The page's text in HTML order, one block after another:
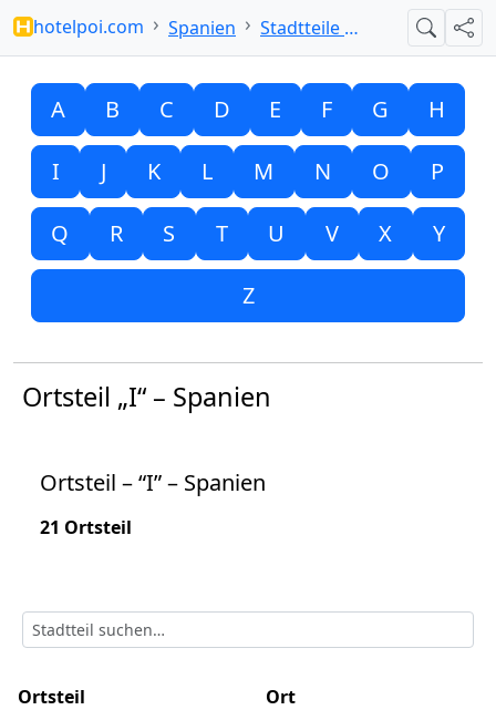
hotelpoi.com Spanien Stadtteile mit I Suche
A B C D E F G H
I J K L M N O P
Q R S T U V X Y
Z
Ortsteil „I“ – Spanien
Ortsteil – “I” – Spanien
21 Ortsteil
Ortsteil Ort